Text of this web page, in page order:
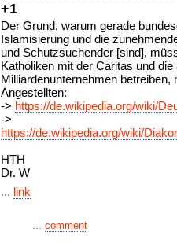
+1
Der Grund, warum gerade
Islamisierung und die
und Schutzsuchender [sind],
Katholiken mit der Caritas und
Milliardenunternehmen
Angestellten:
-> https://de.wikipedia.org/wiki/
->
https://de.wikipedia.org/wiki/
HTH
Dr. W
... link
... comment